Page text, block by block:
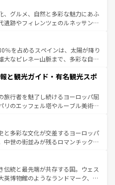
、グルメ、自然と多彩な魅力にあふ
遺跡やフィレンツェのルネッサンス
しい田園風景やアマルフィ海岸の絶
逃せない。観光の合間には、本場の
品のイタリア料理を堪能することも
で、忘れられない旅をしてみよう！
報は
％を占めるスペインは、太陽が降り
大なピレネー山脈まで、多彩な自然
は、情熱的なフラメンコ、熱気あふ
しいタパスが生活の一部となってい
洗練された雰囲気や、バルセロナの
ら、地方では古代ローマ遺跡や中世
土や気候が異なるスペインはその個
性で訪れる人を魅了する。 なお、新着のスペイン情報は コ
てほしい。
と観光ガイド・有名観光スポ
旅行者を魅了し続けるヨーロッパ屈
リのエッフェル塔やルーブル美術館
っている。華麗な宮殿、歴史的な大
そして豊かな自然が、訪れる者を心
フランスは美食の国としても知ら
祥地であるランス、プロヴァンスの
など、多彩な楽しみ方が可能だ。さ
にも魅力が溢れており、どの街角に
と多彩な文化が交差するヨーロッパ
中世の街並みが残るロマンチック街
こを歩いても飽きることがない。ベ
バイエルン州のアルプスの絶景、そ
イン畑といった風景は必見。ビール
伝統と最先端が共存する国。ウェス
英博物館のようなランドマーク、歴